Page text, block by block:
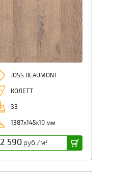
JOSS BEAUMONT
КОЛЕТТ
33
1387x145x10 мм
2 590руб./м2